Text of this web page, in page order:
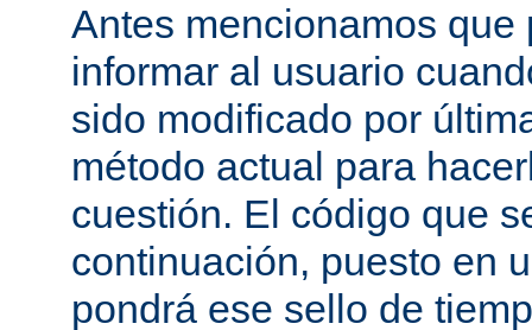
Antes mencionamos que
informar al usuario
sido modificado por
método actual para
cuestión. El código que
continuación, puesto en
pondrá ese sello de